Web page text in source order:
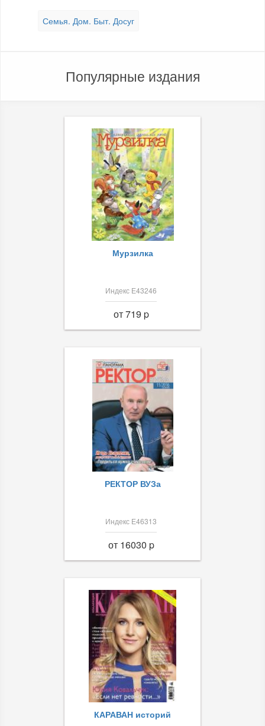
Семья. Дом. Быт. Досуг
Популярные издания
Мурзилка
Индекс Е43246
от 719 p
РЕКТОР ВУЗа
Индекс Е46313
от 16030 p
КАРАВАН историй